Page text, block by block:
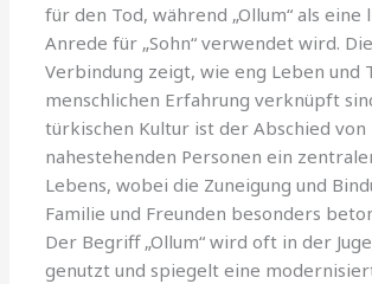
für den Tod, während „Ollum“ als eine
Anrede für „Sohn“ verwendet wird.
Verbindung zeigt, wie eng Leben und
menschlichen Erfahrung verknüpft
türkischen Kultur ist der Abschied von
nahestehenden Personen ein
Lebens, wobei die Zuneigung und
Familie und Freunden besonders
Der Begriff „Ollum“ wird oft in der
genutzt und spiegelt eine